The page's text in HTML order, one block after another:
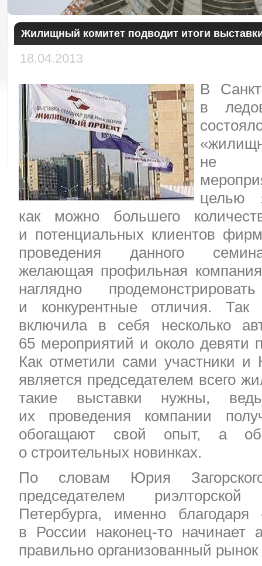
Жилищный комитет подводит итоги
18.04.2013
В
в
не
целью
как можно большего
и потенциальных клиентов
проведения данного
желающая профильная
наглядно
и конкурентные отличия.
включила в себя несколько
65 мероприятий и около девяти
Как отметили сами участники и
является председателем всего
такие выставки нужны,
их проведения компании
обогащают свой опыт, а
о строительных новинках.
По словам Юрия
председателем
Петербурга, именно
в России наконец-то начинает
правильно организованный